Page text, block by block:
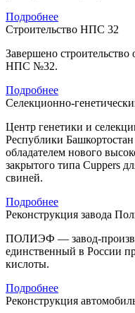
Подробнее
Строительство НПС 32
Завершено
НПС №32.
Подробнее
Селекционно-
Центр генетики и
Республики
обладателем нового
закрытого типа Cuppers
свиней.
Подробнее
Реконструкция завода
ПОЛИЭФ — завод-
единственный в России
кислоты.
Подробнее
Реконструкция